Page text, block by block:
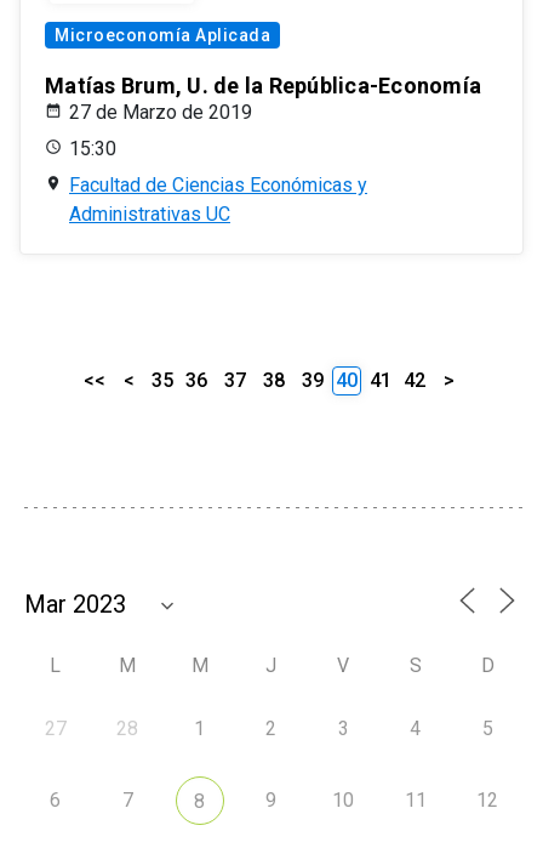
Microeconomía Aplicada
Matías Brum, U. de la República-Economía
27 de Marzo de 2019
15:30
Facultad de Ciencias Económicas y
Administrativas UC
<< < 35 36 37 38 39 40 41 42 >
L M M J V S D
27 28 1 2 3 4 5
6 7 8 9 10 11 12